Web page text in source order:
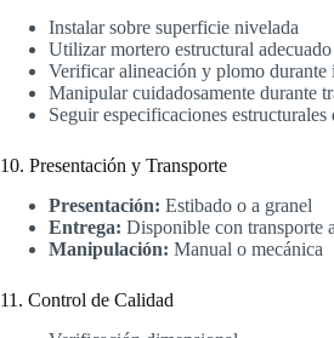
Instalar sobre superficie nivelada
Utilizar mortero estructural adecuado
Verificar alineación y plomo durante
Manipular cuidadosamente durante
Seguir especificaciones
10. Presentación y Transporte
Presentación: Estibado o a granel
Entrega: Disponible con transporte
Manipulación: Manual o mecánica
11. Control de Calidad